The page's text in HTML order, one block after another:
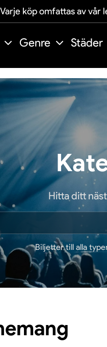
köp omfattas av
Genre Städer
Hitta ditt
Biljetter till alla